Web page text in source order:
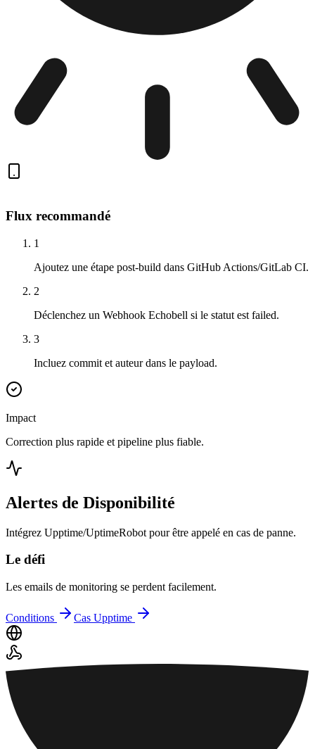
Flux recommandé
1
Ajoutez une étape post-build dans GitHub Actions/GitLab CI.
2
Déclenchez un Webhook Echobell si le statut est failed.
3
Incluez commit et auteur dans le payload.
Impact
Correction plus rapide et pipeline plus fiable.
Alertes de Disponibilité
Intégrez Upptime/UptimeRobot pour être appelé en cas de panne.
Le défi
Les emails de monitoring se perdent facilement.
Conditions Cas Upptime